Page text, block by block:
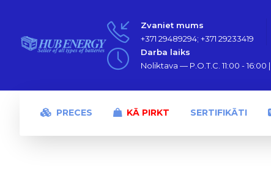
Zvaniet mums
+371 29489294; +371 29233419
Darba laiks
Noliktava — P.O.T.C. 11:00 -
PRECES KĀ PIRKT SERTIFIKĀTI